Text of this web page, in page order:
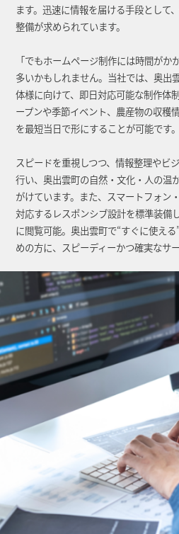
ます。迅速に情報を届ける手段として
整備が求められています。
「でもホームページ制作には時間が
多いかもしれません。当社では、奥出
体様に向けて、即日対応可能な制作体
ープンや季節イベント、農産物の収穫
を最短当日で形にすることが可能です。
スピードを重視しつつ、情報整理やビ
行い、奥出雲町の自然・文化・人の温
がけています。また、スマートフォン
対応するレスポンシブ設計を標準装備
に閲覧可能。奥出雲町で“すぐに使え
めの方に、スピーディーかつ確実なサ